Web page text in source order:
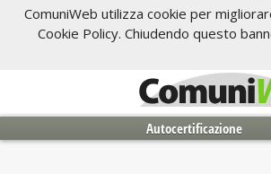
ComuniWeb utilizza cookie per
Cookie Policy. Chiudendo questo
Autocertificazione